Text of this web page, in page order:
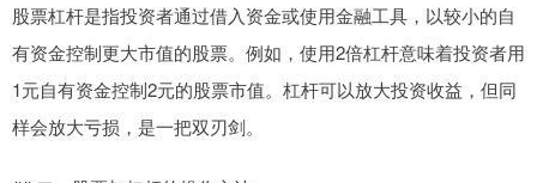
股票杠杆是指投资者通过借入资金或使用金融工具，以较小的自
有资金控制更大市值的股票。例如，使用2倍杠杆意味着投资者用
1元自有资金控制2元的股票市值。杠杆可以放大投资收益，但同
样会放大亏损，是一把双刃剑。